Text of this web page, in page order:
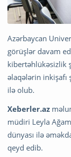
Azərbaycan
görüşlər davam
kibertəhlükəsizlik
əlaqələrin
ilə olub.
Xeberler.az
müdiri Leyla
dünyası ilə
qeyd edib.